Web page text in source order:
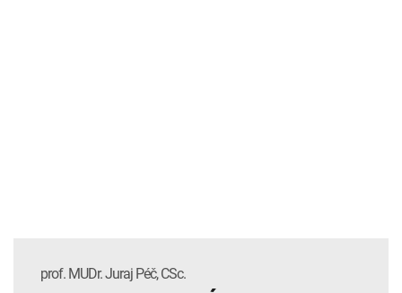
prof. MUDr. Juraj Péč, CSc.